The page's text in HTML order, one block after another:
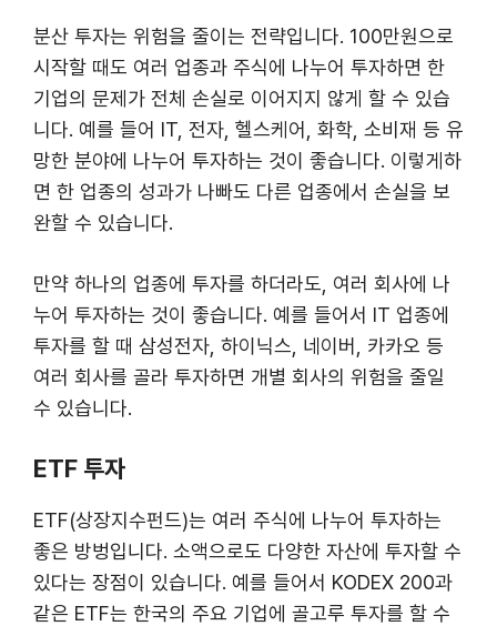
분산 투자는 위험을 줄이는 전략입니다. 100만원으로
시작할 때도 여러 업종과 주식에 나누어 투자하면 한
기업의 문제가 전체 손실로 이어지지 않게 할 수 있습
니다. 예를 들어 IT, 전자, 헬스케어, 화학, 소비재 등 유
망한 분야에 나누어 투자하는 것이 좋습니다. 이렇게하
면 한 업종의 성과가 나빠도 다른 업종에서 손실을 보
완할 수 있습니다.
만약 하나의 업종에 투자를 하더라도, 여러 회사에 나
누어 투자하는 것이 좋습니다. 예를 들어서 IT 업종에
투자를 할 때 삼성전자, 하이닉스, 네이버, 카카오 등
여러 회사를 골라 투자하면 개별 회사의 위험을 줄일
수 있습니다.
ETF 투자
ETF(상장지수펀드)는 여러 주식에 나누어 투자하는
좋은 방벙입니다. 소액으로도 다양한 자산에 투자할 수
있다는 장점이 있습니다. 예를 들어서 KODEX 200과
같은 ETF는 한국의 주요 기업에 골고루 투자를 할 수